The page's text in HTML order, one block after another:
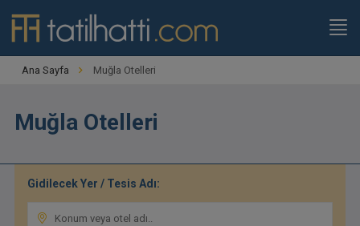
Ana Sayfa Muğla Otelleri
Muğla Otelleri
Gidilecek Yer / Tesis Adı: